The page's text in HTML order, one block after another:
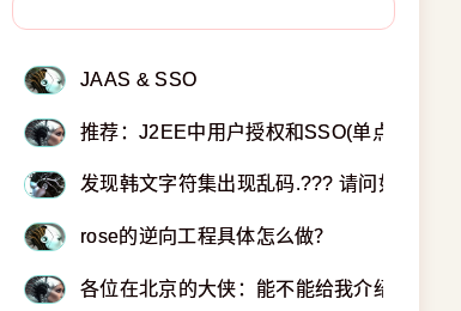
JAAS & SSO
推荐：J2EE中用户授权和SSO(单点登录)
发现韩文字符集出现乱码.??? 请问如何解决
rose的逆向工程具体怎么做？
各位在北京的大侠：能不能给我介绍一个